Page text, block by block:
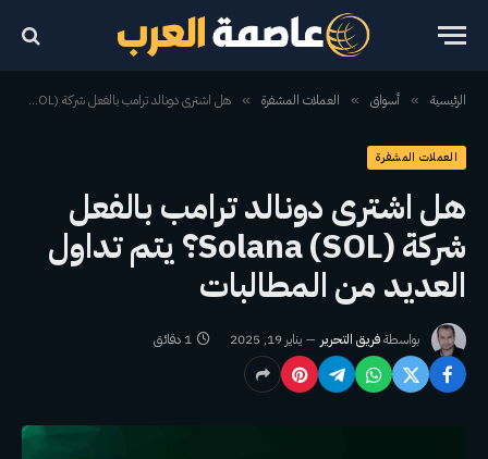
الرئيسية » أسواق » العملات المشفرة » هل اشترى دونالد ترامب بالفعل شركة Solana (SOL)؟ يتم تداول العديد من المطالبات
العملات المشفرة
هل اشترى دونالد ترامب بالفعل
شركة Solana (SOL)؟ يتم تداول
العديد من المطالبات
بواسطةفريق التحرير يناير 19, 2025 1 دقائق